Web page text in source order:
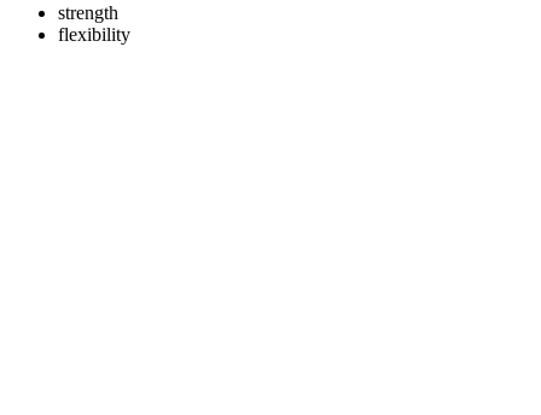
strength
flexibility